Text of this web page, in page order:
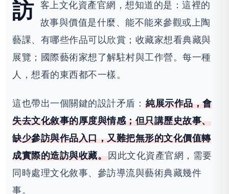
訪
客上文化資產官網，想知道的是：這裡的
故事與價值是什麼、能不能來參觀或上陶
藝課、有哪些作品可以欣賞；收藏家想看典藏與
展覽；國際藝術家想了解駐村與工作營。每一種
人，想看的東西都不一樣。
這也帶出一個關鍵的設計矛盾： 純展示作品，會
失去文化敘事的厚度與情感；但只講歷史故事、
缺少參訪與作品入口，又難把無形的文化價值轉
成實際的造訪與收藏。 因此文化資產官網，需要
同時處理文化敘事、參訪導流與藝術典藏幾件
事。